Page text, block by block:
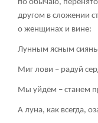
по обычаю,
другом в сложении
о женщинах и вине:
Лунным ясным
Миг лови – радуй
Мы уйдём – станем
А луна, как всегда,